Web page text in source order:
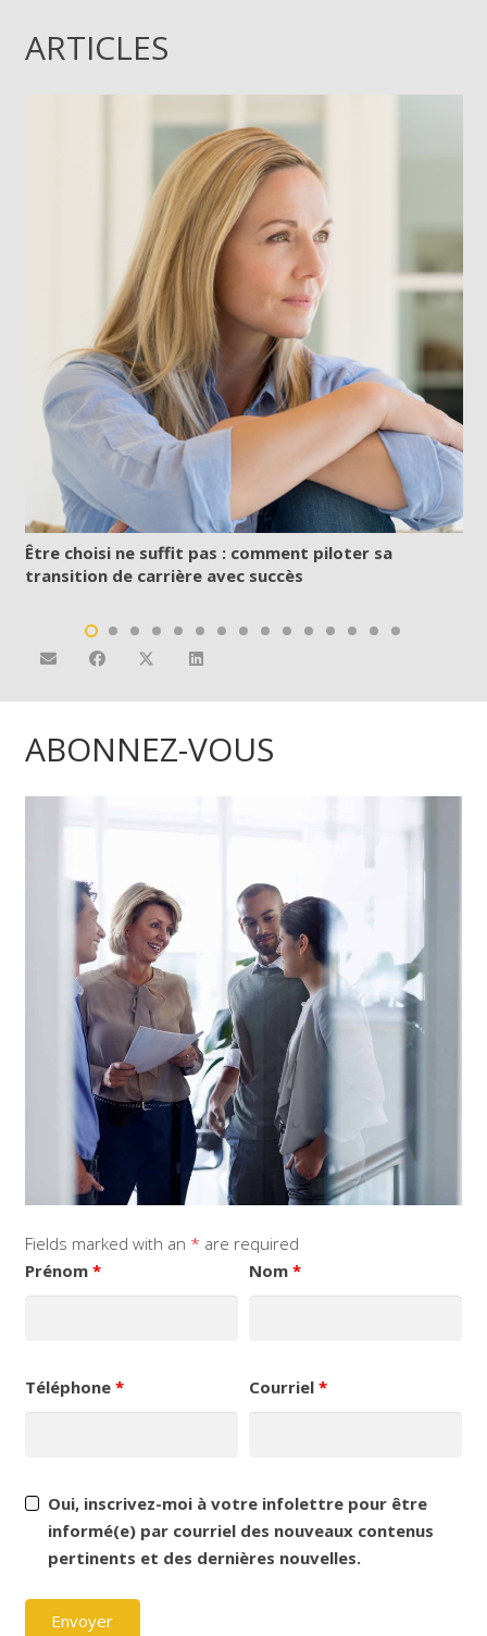
ARTICLES
Être choisi ne suffit pas : comment piloter sa
transition de carrière avec succès
ABONNEZ-VOUS
Fields marked with an * are required
Prénom * Nom*
Téléphone * Courriel*
Oui, inscrivez-moi à votre infolettre pour être
informé(e) par courriel des nouveaux contenus
pertinents et des dernières nouvelles.